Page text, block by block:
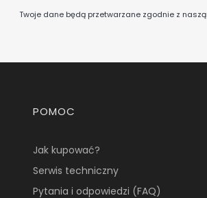
Twoje dane będą przetwarzane zgodnie z naszą
Linki w stopce
POMOC
Jak kupować?
Serwis techniczny
Pytania i odpowiedzi (FAQ)